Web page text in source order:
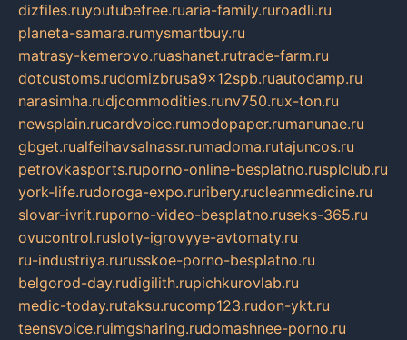
dizfiles.ruyoutubefree.ruaria-family.ruroadli.ru
planeta-samara.rumysmartbuy.ru
matrasy-kemerovo.ruashanet.rutrade-farm.ru
dotcustoms.rudomizbrusa9x12spb.ruautodamp.ru
narasimha.rudjcommodities.runv750.rux-ton.ru
newsplain.rucardvoice.rumodopaper.rumanunae.ru
gbget.rualfeihavsalnassr.rumadoma.rutajuncos.ru
petrovkasports.ruporno-online-besplatno.rusplclub.ru
york-life.rudoroga-expo.ruribery.rucleanmedicine.ru
slovar-ivrit.ruporno-video-besplatno.ruseks-365.ru
ovucontrol.rusloty-igrovyye-avtomaty.ru
ru-industriya.rurusskoe-porno-besplatno.ru
belgorod-day.rudigilith.rupichkurovlab.ru
medic-today.rutaksu.rucomp123.rudon-ykt.ru
teensvoice.ruimgsharing.rudomashnee-porno.ru